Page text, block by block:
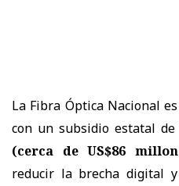
La Fibra Óptica Nacional
con un subsidio estatal de
(cerca de US$86
reducir la brecha digital